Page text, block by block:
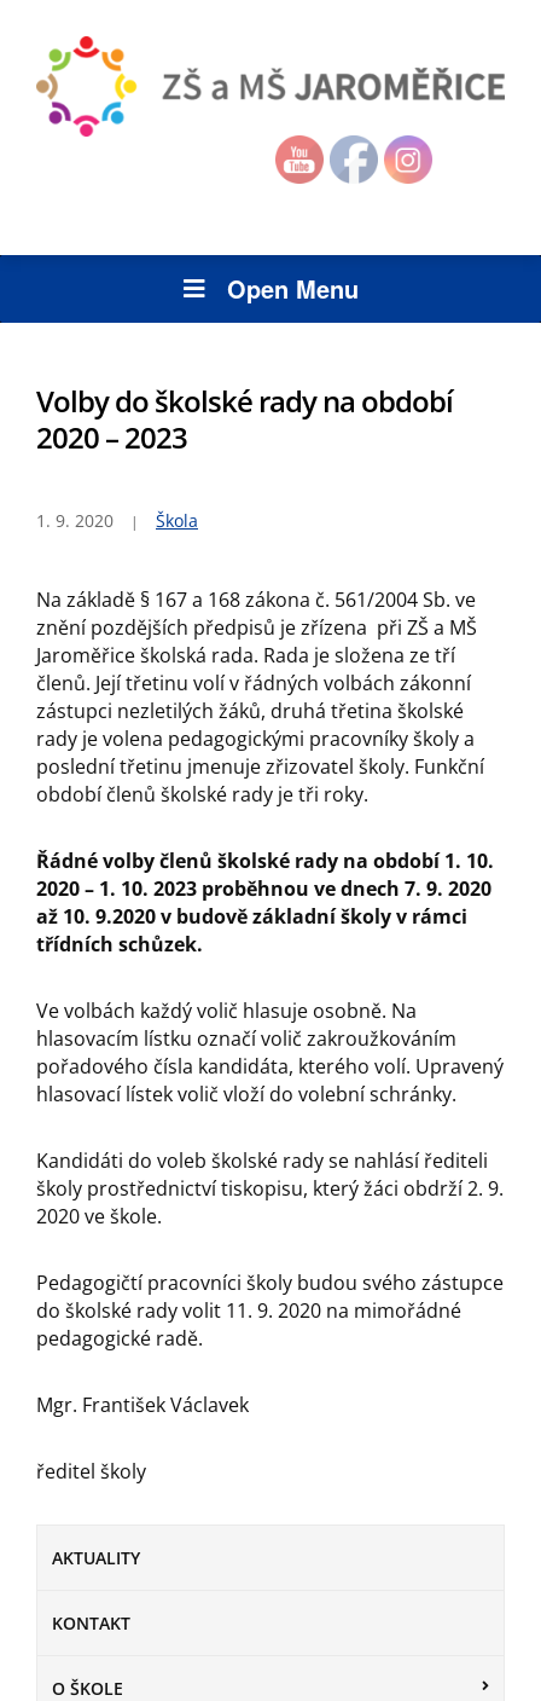
Open Menu
AKTUALITY
KONTAKT
O ŠKOLE
Volby do školské rady na období
2020 – 2023
1. 9. 2020 Škola
Na základě § 167 a 168 zákona č. 561/2004 Sb. ve
znění pozdějších předpisů je zřízena při ZŠ a MŠ
Jaroměřice školská rada. Rada je složena ze tří
členů. Její třetinu volí v řádných volbách zákonní
zástupci nezletilých žáků, druhá třetina školské
rady je volena pedagogickými pracovníky školy a
poslední třetinu jmenuje zřizovatel školy. Funkční
období členů školské rady je tři roky.
Řádné volby členů školské rady na období 1. 10.
2020 – 1. 10. 2023 proběhnou ve dnech 7. 9. 2020
až 10. 9.2020 v budově základní školy v rámci
třídních schůzek.
Ve volbách každý volič hlasuje osobně. Na
hlasovacím lístku označí volič zakroužkováním
pořadového čísla kandidáta, kterého volí. Upravený
hlasovací lístek volič vloží do volební schránky.
Kandidáti do voleb školské rady se nahlásí řediteli
školy prostřednictví tiskopisu, který žáci obdrží 2. 9.
2020 ve škole.
Pedagogičtí pracovníci školy budou svého zástupce
do školské rady volit 11. 9. 2020 na mimořádné
pedagogické radě.
Mgr. František Václavek
ředitel školy